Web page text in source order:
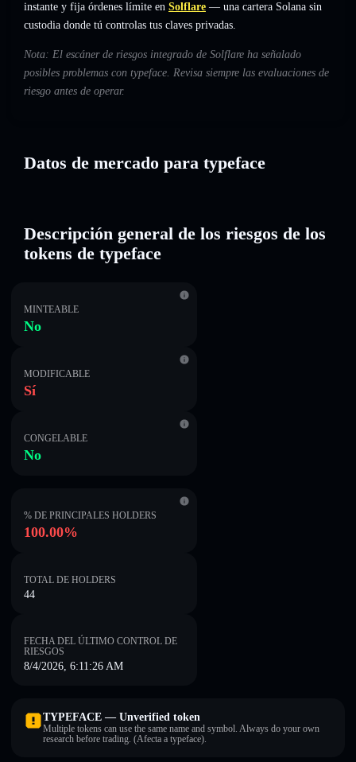
instante y fija órdenes límite en Solflare — una cartera Solana sin
custodia donde tú controlas tus claves privadas.
Nota: El escáner de riesgos integrado de Solflare ha señalado
posibles problemas con typeface. Revisa siempre las evaluaciones de
riesgo antes de operar.
Datos de mercado para typeface
Descripción general de los riesgos de los
tokens de typeface
MINTEABLE
No
MODIFICABLE
Sí
CONGELABLE
No
% DE PRINCIPALES HOLDERS
100.00%
TOTAL DE HOLDERS
44
FECHA DEL ÚLTIMO CONTROL DE
RIESGOS
8/4/2026, 6:11:26 AM
TYPEFACE — Unverified token
Multiple tokens can use the same name and symbol. Always do your own
research before trading. (Afecta a typeface).